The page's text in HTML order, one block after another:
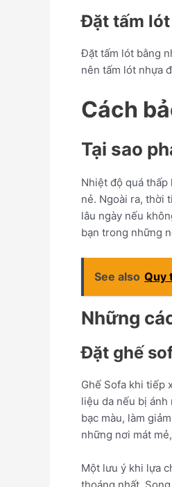
Đặt tấm
Đặt tấm lót bằng
nên tấm lót nhựa
Cách
Tại sao
Nhiệt độ quá thấp
nẻ. Ngoài ra, thời
lâu ngày nếu
bạn trong những
See also Quy
Những
Đặt ghế
Ghế Sofa khi tiếp
liệu da nếu bị ánh
bạc màu, làm
những nơi mát
Một lưu ý khi lựa